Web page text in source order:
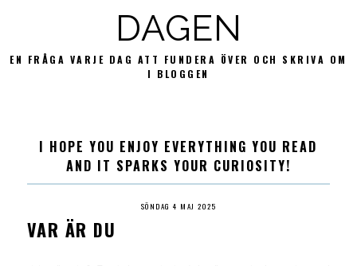
DAGEN
EN FRÅGA VARJE DAG ATT FUNDERA ÖVER OCH SKRIVA OM
I BLOGGEN
I HOPE YOU ENJOY EVERYTHING YOU READ
AND IT SPARKS YOUR CURIOSITY!
SÖNDAG 4 MAJ 2025
VAR ÄR DU